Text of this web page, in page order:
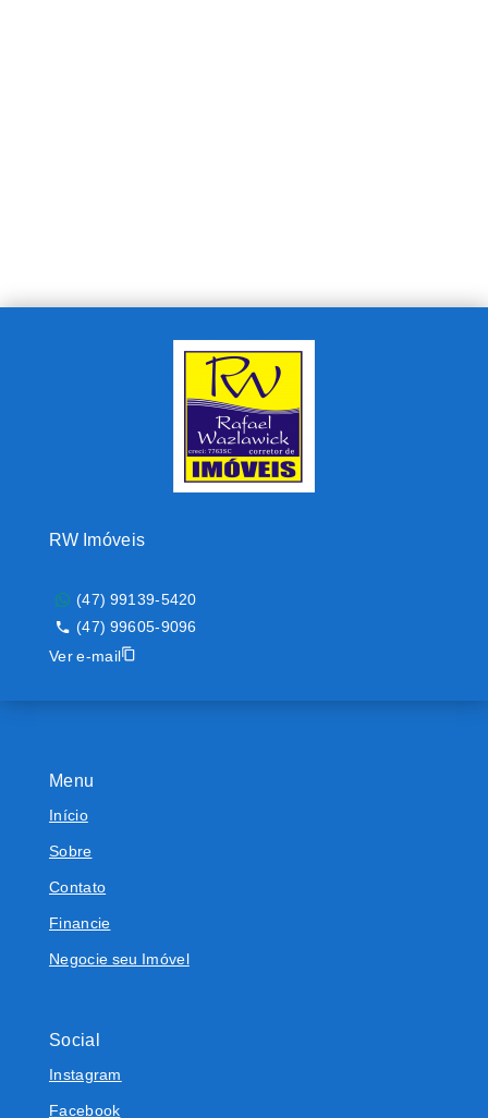
Menu
Início
Sobre
Contato
Financie
Negocie seu Imóvel
Social
Instagram
Facebook
RW Imóveis
(47) 99139-5420
(47) 99605-9096
Ver e-mail